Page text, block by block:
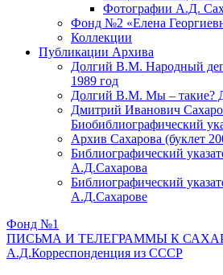
Фотографии А.Д.
Фонд №2 «Елена
Коллекции
Публикации Архива
Долгий В.М. Народный
1989 год
Долгий В.М. Мы – такие?
Дмитрий Иванович
Биобиблиографический
Архив Сахарова (буклет
Библиографический
А.Д.Сахарова
Библиографический
А.Д.Сахарове
Фонд №1
ПИСЬМА И ТЕЛЕГРАММЫ К
А.Д.Корреспонденция из СССР